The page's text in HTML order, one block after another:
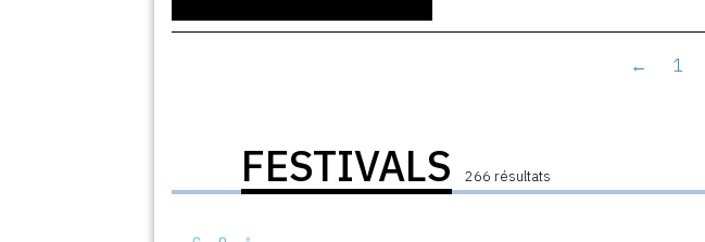
← 1
FESTIVALS 266 résultats